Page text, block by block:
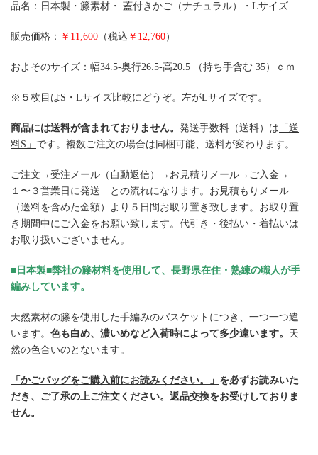
品名：日本製・籐素材・ 蓋付きかご（ナチュラル）・Lサイズ
販売価格： ￥11,600 （税込 ￥12,760）
およそのサイズ：幅34.5-奥行26.5-高20.5 （持ち手含む 35）ｃｍ
※５枚目はS・Lサイズ比較にどうぞ。左がLサイズです。
商品には送料が含まれておりません。 発送手数料（送料）は 「送
料S」 です。複数ご注文の場合は同梱可能、送料が変わります。
ご注文→受注メール（自動返信）→お見積りメール→ご入金→
１〜３営業日に発送 との流れになります。お見積もりメール
（送料を含めた金額）より５日間お取り置き致します。お取り置
き期間中にご入金をお願い致します。代引き・後払い・着払いは
お取り扱いございません。
■日本製■弊社の籐材料を使用して、長野県在住・熟練の職人が手
編みしています。
天然素材の籐を使用した手編みのバスケットにつき、一つ一つ違
います。 色も白め、濃いめなど入荷時によって多少違います。 天
然の色合いのとないます。
「かごバッグをご購入前にお読みください。」 を必ずお読みいた
だき、ご了承の上ご注文ください。返品交換をお受けしておりま
せん。